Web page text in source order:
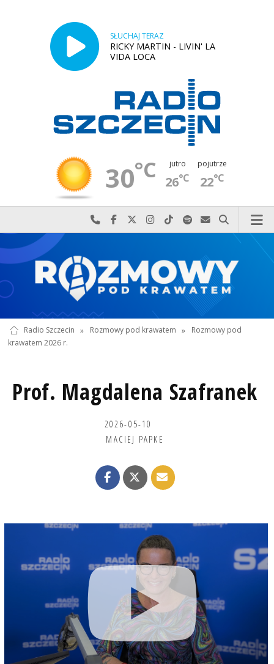
SŁUCHAJ TERAZ
RICKY MARTIN - LIVIN' LA
VIDA LOCA
30°C jutro
26°C
pojutrze
22°C
Najlepiej po prostu do nas zadzwoń
Odwiedź nas na Facebook-u
Odwiedź nas na X
Odwiedź nas na Instagram-ie
Odwiedź nas na TikTok-u
Szukaj nas na Spotify
Wyślij do nas
Szukaj
Radio Szczecin » Rozmowy pod krawatem »
Rozmowy pod
krawatem 2026 r.
Prof. Magdalena Szafranek
2026-05-10
MACIEJ PAPKE